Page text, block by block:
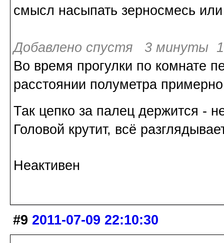
смысл насыпать зерносмесь
Добавлено спустя 3 минуты 1
Во время прогулки по комнате
расстоянии полуметра
Так цепко за палец держится -
Головой крутит, всё
Неактивен
#9 2011-07-09 22:10:30